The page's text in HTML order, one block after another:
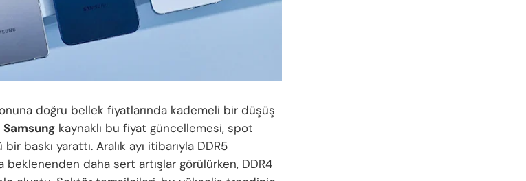
doğru bellek fiyatlarında kademeli bir düşüş
Samsung kaynaklı bu fiyat güncellemesi, spot
baskı yarattı. Aralık ayı itibarıyla DDR5
beklenenden daha sert artışlar görülürken, DDR4